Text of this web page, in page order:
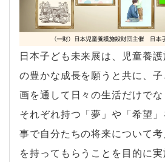
日本子ども未来展は、児童養
の豊かな成長を願うと共に、
画を通して日々の生活だけで
それぞれ持つ「夢」や「希望
事で自分たちの将来について考
を持ってもらうことを目的に実